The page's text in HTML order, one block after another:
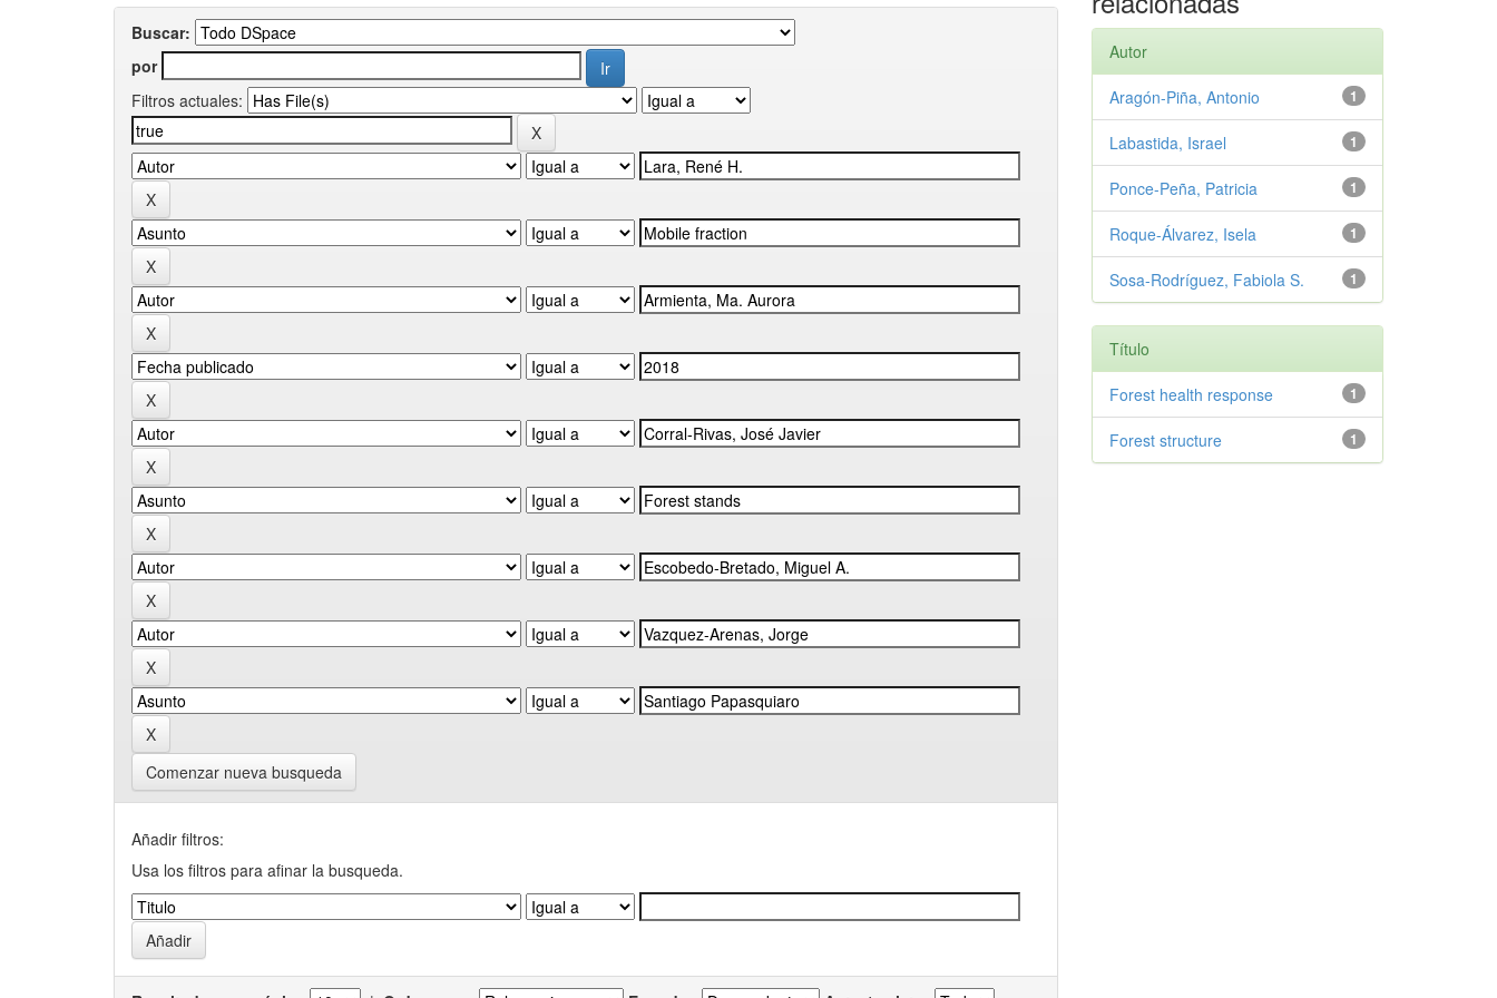
Buscar:
por
Filtros actuales:
Comenzar nueva busqueda
Añadir filtros:
Usa los filtros para afinar la busqueda.
Autor
1
Aragón-Piña, Antonio
1
Labastida, Israel
1
Ponce-Peña, Patricia
1
Roque-Álvarez, Isela
1
Sosa-Rodríguez, Fabiola S.
Título
1
Forest health response
1
Forest structure